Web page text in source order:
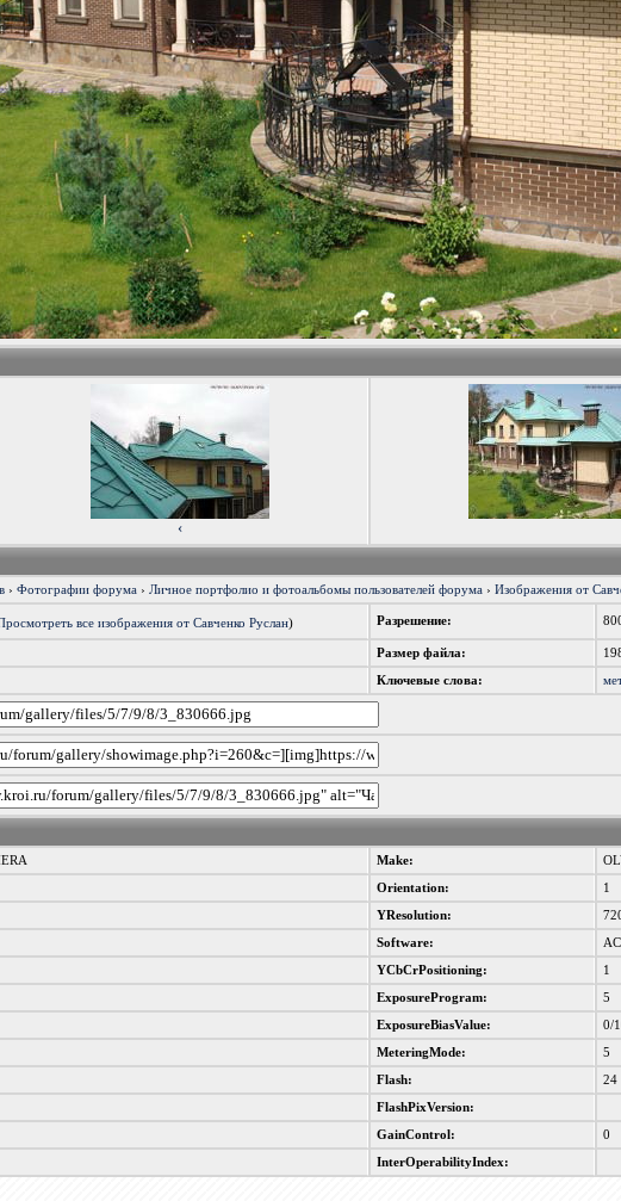
‹
›Фотографии форума ›Личное портфолио и фотоальбомы пользователей форума ›Изображения от
все изображения от Савченко Руслан) Разрешение:
Размер файла:
Ключевые слова:
Make:
Orientation: 1
YResolution:
Software:
YCbCrPositioning: 1
ExposureProgram: 5
ExposureBiasValue: 0/
MeteringMode: 5
Flash: 24
FlashPixVersion:
GainControl: 0
InterOperabilityIndex: